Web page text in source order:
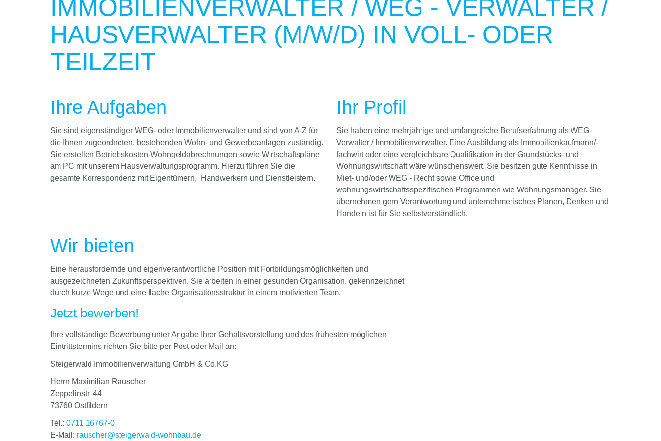
IMMOBILIENVERWALTER / WEG - VERWALTER /
HAUSVERWALTER (M/W/D) IN VOLL- ODER
TEILZEIT
Ihre Aufgaben
Sie sind eigenständiger WEG- oder Immobilienverwalter und sind von A-Z für
die Ihnen zugeordneten, bestehenden Wohn- und Gewerbeanlagen zuständig.
Sie erstellen Betriebskosten-Wohngeldabrechnungen sowie Wirtschaftspläne
am PC mit unserem Hausverwaltungsprogramm. Hierzu führen Sie die
gesamte Korrespondenz mit Eigentümern, Handwerkern und Dienstleistern.
Ihr Profil
Sie haben eine mehrjährige und umfangreiche Berufserfahrung als WEG-
Verwalter / Immobilienverwalter. Eine Ausbildung als Immobilienkaufmann/-
fachwirt oder eine vergleichbare Qualifikation in der Grundstücks- und
Wohnungswirtschaft wäre wünschenswert. Sie besitzen gute Kenntnisse in
Miet- und/oder WEG - Recht sowie Office und
wohnungswirtschaftsspezifischen Programmen wie Wohnungsmanager. Sie
übernehmen gern Verantwortung und unternehmerisches Planen, Denken und
Handeln ist für Sie selbstverständlich.
Wir bieten
Eine herausfordernde und eigenverantwortliche Position mit Fortbildungsmöglichkeiten und
ausgezeichneten Zukunftsperspektiven. Sie arbeiten in einer gesunden Organisation, gekennzeichnet
durch kurze Wege und eine flache Organisationsstruktur in einem motivierten Team.
Jetzt bewerben!
Ihre vollständige Bewerbung unter Angabe Ihrer Gehaltsvorstellung und des frühesten möglichen
Eintrittstermins richten Sie bitte per Post oder Mail an:
Steigerwald Immobilienverwaltung GmbH & Co.KG
Herrn Maximilian Rauscher
Zeppelinstr. 44
73760 Ostfildern
Tel.: 0711 16767-0
E-Mail: rauscher@steigerwald-wohnbau.de